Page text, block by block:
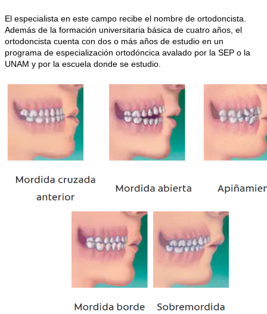
El especialista en este campo recibe el nombre de ortodoncista.
Además de la formación universitaria básica de cuatro años, el
ortodoncista cuenta con dos o más años de estudio en un
programa de especialización ortodóncica avalado por la SEP o la
UNAM y por la escuela donde se estudio.